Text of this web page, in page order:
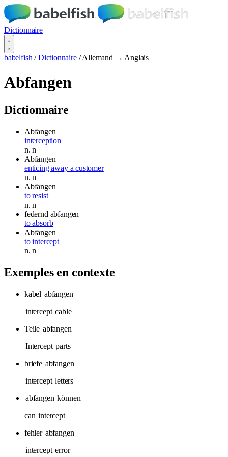
Dictionnaire
babelfish / Dictionnaire / Allemand → Anglais
Abfangen
Dictionnaire
Abfangen
interception
n.n
Abfangen
enticing away a customer
n.n
Abfangen
to resist
n.n
federnd abfangen
to absorb
Abfangen
to intercept
n.n
Exemples en contexte
kabel abfangen
intercept cable
Teile abfangen
Intercept parts
briefe abfangen
intercept letters
abfangen können
can intercept
fehler abfangen
intercept error